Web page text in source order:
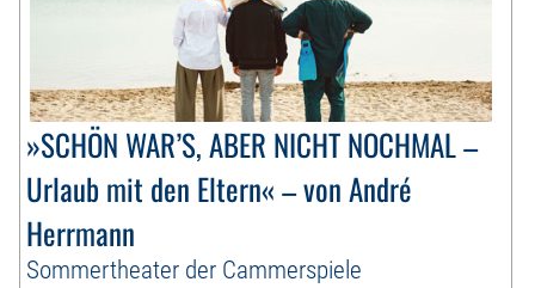
»SCHÖN WAR’S, ABER NICHT NOCHMAL –
Urlaub mit den Eltern« – von André
Herrmann
Sommertheater der Cammerspiele